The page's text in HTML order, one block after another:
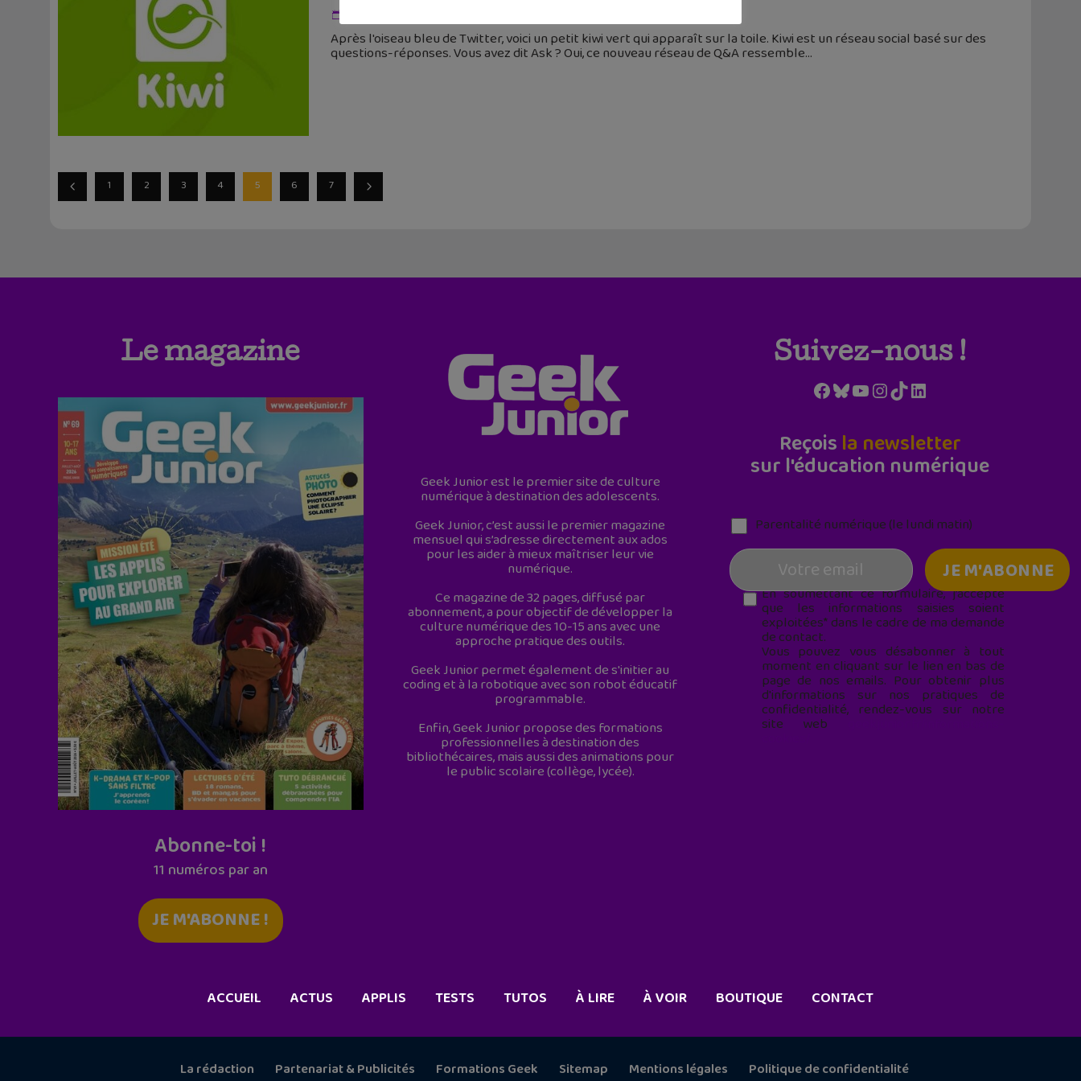
Après l'oiseau bleu de Twitter, voici un petit kiwi vert qui apparaît sur la toile. Kiwi est un réseau social basé sur des
questions-réponses. Vous avez dit Ask ? Oui, ce nouveau réseau de Q&A ressemble
1 2 3 4 5 6 7
Le magazine
Abonne-toi !
11 numéros par an
JE M'ABONNE !
Geek Junior est le premier site de culture
numérique à destination des adolescents.
Geek Junior, c’est aussi le premier magazine
mensuel qui s’adresse directement aux ados
pour les aider à mieux maîtriser leur vie
numérique.
Ce magazine de 32 pages, diffusé par
abonnement, a pour objectif de développer la
culture numérique des 10-15 ans avec une
approche pratique des outils.
Geek Junior permet également de s'initier au
coding et à la robotique avec son robot éducatif
programmable.
Enfin, Geek Junior propose des formations
professionnelles à destination des
bibliothécaires, mais aussi des animations pour
le public scolaire (collège, lycée).
Suivez-nous !
Facebook
Bluesky
YouTube
Instagram
TikTokLinkedIn
Reçois la newsletter
sur l'éducation numérique
Parentalité numérique (le lundi matin)
En soumettant ce formulaire, j’accepte
que les informations saisies soient
exploitées* dans le cadre de ma demande
de contact.
Vous pouvez vous désabonner à tout
moment en cliquant sur le lien en bas de
page de nos emails. Pour obtenir plus
d'informations sur nos pratiques de
confidentialité, rendez-vous sur notre
site web
ACCUEIL ACTUS APPLIS TESTS TUTOS À LIRE À VOIR BOUTIQUE CONTACT
La rédaction Partenariat & Publicités Formations Geek Sitemap Mentions légales Politique de confidentialité